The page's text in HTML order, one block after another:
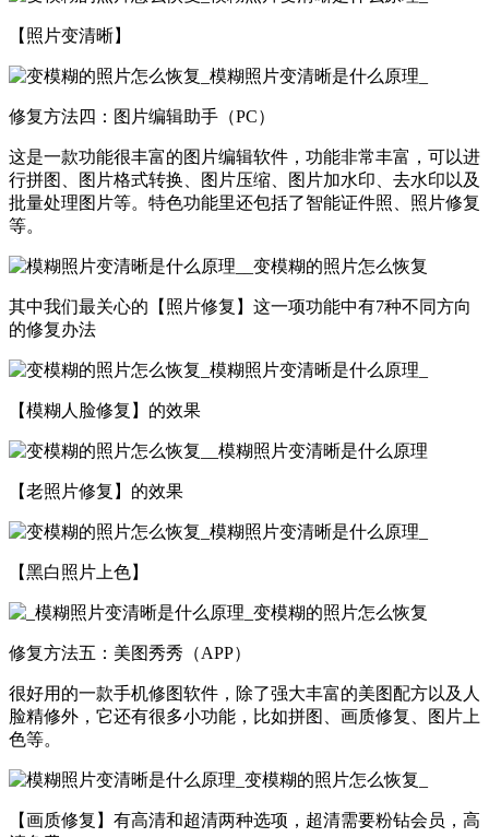
【照片变清晰】
修复方法四：图片编辑助手（PC）
这是一款功能很丰富的图片编辑软件，功能非常丰富，可以进
行拼图、图片格式转换、图片压缩、图片加水印、去水印以及
批量处理图片等。特色功能里还包括了智能证件照、照片修复
等。
其中我们最关心的【照片修复】这一项功能中有7种不同方向
的修复办法
【模糊人脸修复】的效果
【老照片修复】的效果
【黑白照片上色】
修复方法五：美图秀秀（APP）
很好用的一款手机修图软件，除了强大丰富的美图配方以及人
脸精修外，它还有很多小功能，比如拼图、画质修复、图片上
色等。
【画质修复】有高清和超清两种选项，超清需要粉钻会员，高